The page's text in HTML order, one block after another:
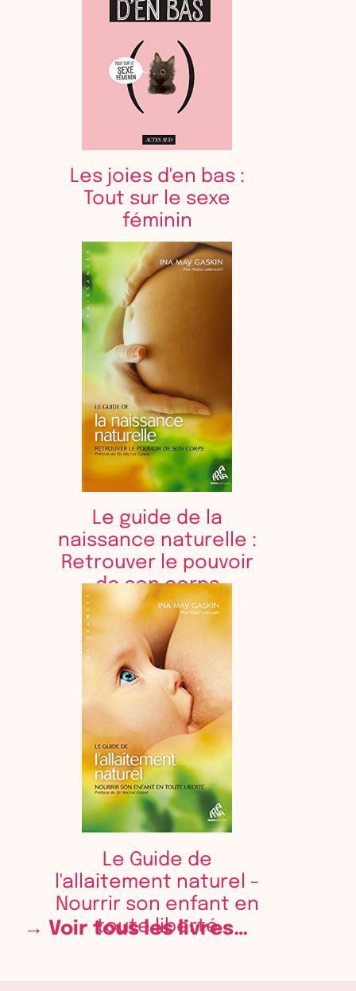
Les joies d'en bas :
Tout sur le sexe
féminin
Le guide de la
naissance naturelle :
Retrouver le pouvoir
de son corps
Le Guide de
l'allaitement naturel -
Nourrir son enfant en
toute liberté
→ Voir tous les livres…